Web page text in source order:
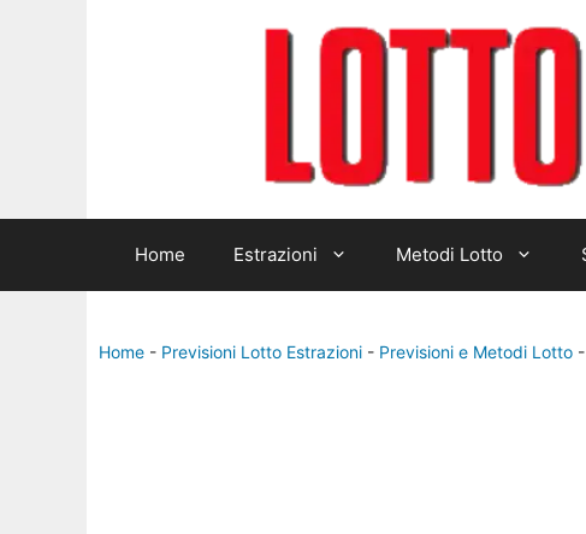
Home Estrazioni Metodi Lotto
Home - Previsioni Lotto Estrazioni - Previsioni e Metodi Lotto -